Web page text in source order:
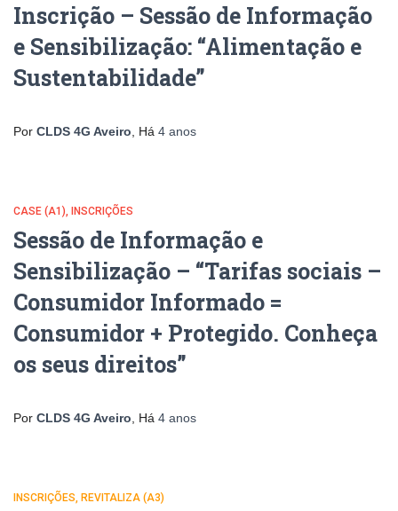
Inscrição – Sessão de Informação
e Sensibilização: “Alimentação e
Sustentabilidade”
Por CLDS 4G Aveiro , Há 4 anos
CASE (A1) INSCRIÇÕES
Sessão de Informação e
Sensibilização – “Tarifas sociais –
Consumidor Informado =
Consumidor + Protegido. Conheça
os seus direitos”
Por CLDS 4G Aveiro , Há 4 anos
INSCRIÇÕES REVITALIZA (A3)